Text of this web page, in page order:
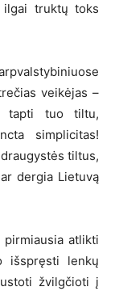
truktų toks
veikėjas –
tapti tuo tiltu,
simplicitas!
tiltus,
dergia Lietuvą
atlikti
išspręsti lenkų
žvilgčioti į